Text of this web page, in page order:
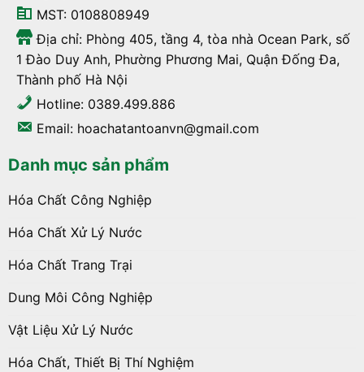
MST: 0108808949
Địa chỉ: Phòng 405, tầng 4, tòa nhà Ocean Park, số
1 Đào Duy Anh, Phường Phương Mai, Quận Đống Đa,
Thành phố Hà Nội
Hotline: 0389.499.886
Email: hoachatantoanvn@gmail.com
Danh mục sản phẩm
Hóa Chất Công Nghiệp
Hóa Chất Xử Lý Nước
Hóa Chất Trang Trại
Dung Môi Công Nghiệp
Vật Liệu Xử Lý Nước
Hóa Chất, Thiết Bị Thí Nghiệm